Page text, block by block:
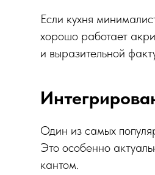
Если кухня
хорошо работает
и выразительной
Один из самых
Это особенно
кантом.